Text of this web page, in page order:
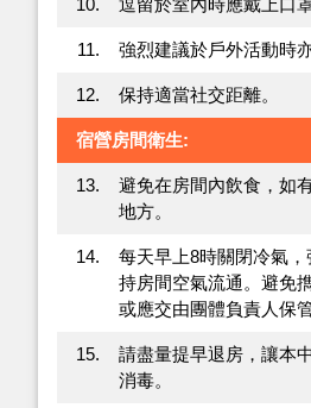
10. 逗留於室內時應戴上口罩
11. 強烈建議於戶外活動時
12. 保持適當社交距離。
宿營房間衛生:
13.
避免在房間內飲食，如
地方。
14.
每天早上8時關閉冷氣
持房間空氣流通。避免
或應交由團體負責人保管
15.
請盡量提早退房，讓本
消毒。